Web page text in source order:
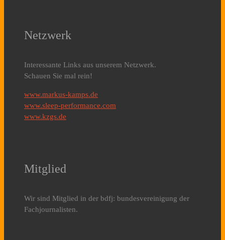
Netzwerk
Interessante Links aus unserem Netzwerk.
Schauen Sie mal rein!
www.markus-kamps.de
www.sleep-performance.com
www.kzgs.de
Mitglied
Wir sind Mitglied in der bdfj: bundesvereinigung der
Fachjournalisten.